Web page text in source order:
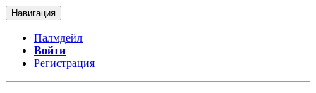
Навигация
Палмдейл
Войти
Регистрация